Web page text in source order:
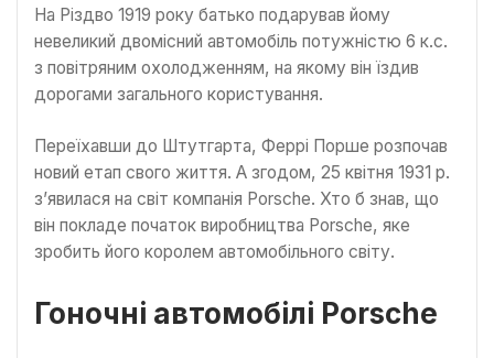
На Різдво 1919 року батько подарував йому
невеликий двомісний автомобіль потужністю 6 к.с.
з повітряним охолодженням, на якому він їздив
дорогами загального користування.
Переїхавши до Штутгарта, Феррі Порше розпочав
новий етап свого життя. А згодом, 25 квітня 1931 р.
з’явилася на світ компанія Porsche. Хто б знав, що
він покладе початок виробництва Porsche, яке
зробить його королем автомобільного світу.
Гоночні автомобілі Porsche